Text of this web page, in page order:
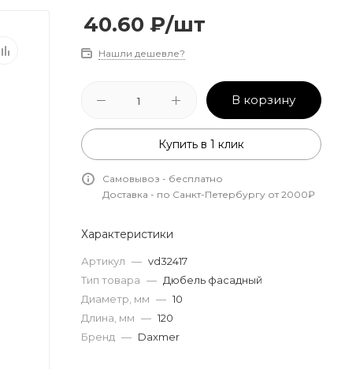
40.60 ₽/шт
Нашли дешевле?
В корзину
Купить в 1 клик
Самовывоз - бесплатно
Доставка - по Санкт-Петербургу от 2000₽
Характеристики
Артикул — vd32417
Тип товара — Дюбель фасадный
Диаметр, мм — 10
Длина, мм — 120
Бренд — Daxmer